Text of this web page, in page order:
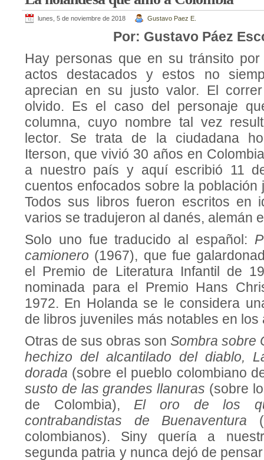
lunes, 5 de noviembre de 2018 Gustavo Paez E.
Por: Gustavo Páez
Hay personas que en su tránsito
actos destacados y estos no
aprecian en su justo valor. El
olvido. Es el caso del personaje
columna, cuyo nombre tal vez
lector. Se trata de la ciudadana
Iterson, que vivió 30 años en
a nuestro país y aquí escribió 11
cuentos enfocados sobre la población
Todos sus libros fueron escritos en
varios se tradujeron al danés, alemán
Solo uno fue traducido al español:
camionero (1967), que fue
el Premio de Literatura Infantil de
nominada para el Premio Hans
1972. En Holanda se le considera
de libros juveniles más notables en los
Otras de sus obras son Sombra sobre
hechizo del alcantilado del diablo,
dorada (sobre el pueblo colombiano
susto de las grandes llanuras (sobre
de Colombia),El oro de los
contrabandistas de Buenaventura
colombianos). Siny quería a
segunda patria y nunca dejó de